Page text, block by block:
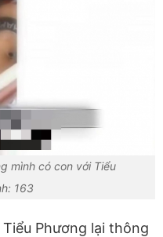
mình có con với Tiểu
163
Phương lại thông